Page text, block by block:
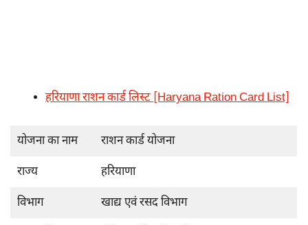
हरियाणा राशन कार्ड लिस्ट [Haryana Ration Card List]
योजना का नाम राशन कार्ड योजना
राज्य हरियाणा
विभाग खाद्य एवं रसद विभाग